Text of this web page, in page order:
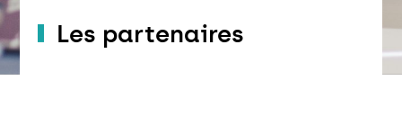
Les partenaires